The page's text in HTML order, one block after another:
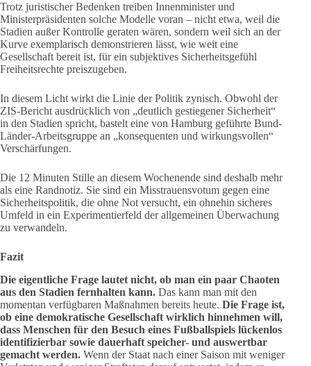
Trotz juristischer Bedenken treiben Innenminister und
Ministerpräsidenten solche Modelle voran – nicht etwa, weil die
Stadien außer Kontrolle geraten wären, sondern weil sich an der
Kurve exemplarisch demonstrieren lässt, wie weit eine
Gesellschaft bereit ist, für ein subjektives Sicherheitsgefühl
Freiheitsrechte preiszugeben.
In diesem Licht wirkt die Linie der Politik zynisch. Obwohl der
ZIS-Bericht ausdrücklich von „deutlich gestiegener Sicherheit“
in den Stadien spricht, bastelt eine von Hamburg geführte Bund-
Länder-Arbeitsgruppe an „konsequenten und wirkungsvollen“
Verschärfungen.
Die 12 Minuten Stille an diesem Wochenende sind deshalb mehr
als eine Randnotiz. Sie sind ein Misstrauensvotum gegen eine
Sicherheitspolitik, die ohne Not versucht, ein ohnehin sicheres
Umfeld in ein Experimentierfeld der allgemeinen Überwachung
zu verwandeln.
Fazit
Die eigentliche Frage lautet nicht, ob man ein paar Chaoten
aus den Stadien fernhalten kann. Das kann man mit den
momentan verfügbaren Maßnahmen bereits heute. Die Frage ist,
ob eine demokratische Gesellschaft wirklich hinnehmen will,
dass Menschen für den Besuch eines Fußballspiels lückenlos
identifizierbar sowie dauerhaft speicher- und auswertbar
gemacht werden. Wenn der Staat nach einer Saison mit weniger